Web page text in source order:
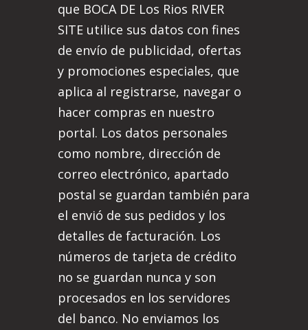
que BOCA DE Los Rios RIVER
SITE utilice sus datos con fines
de envío de publicidad, ofertas
y promociones especiales, que
aplica al registrarse, navegar o
hacer compras en nuestro
portal. Los datos personales
como nombre, dirección de
correo electrónico, apartado
postal se guardan también para
el envió de sus pedidos y los
detalles de facturación. Los
números de tarjeta de crédito
no se guardan nunca y son
procesados en los servidores
del banco. No enviamos los